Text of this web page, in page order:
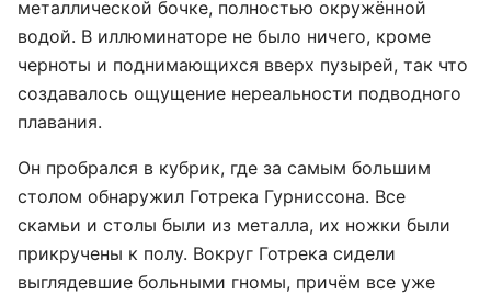
металлической бочке, полностью окружённой
водой. В иллюминаторе не было ничего, кроме
черноты и поднимающихся вверх пузырей, так что
создавалось ощущение нереальности подводного
плавания.
Он пробрался в кубрик, где за самым большим
столом обнаружил Готрека Гурниссона. Все
скамьи и столы были из металла, их ножки были
прикручены к полу. Вокруг Готрека сидели
выглядевшие больными гномы, причём все уже